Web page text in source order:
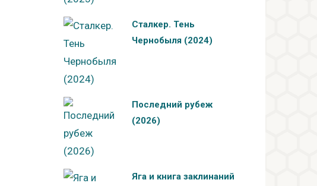
Сталкер. Тень
Чернобыля (2024)
Последний рубеж
(2026)
Яга и книга заклинаний